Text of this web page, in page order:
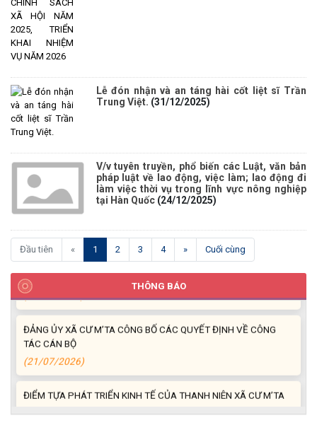
Lễ đón nhận và an táng hài cốt liệt sĩ Trần
Trung Việt. (31/12/2025)
V/v tuyên truyền, phổ biến các Luật, văn bản
pháp luật về lao động, việc làm; lao động đi
làm việc thời vụ trong lĩnh vực nông nghiệp
tại Hàn Quốc (24/12/2025)
Đầu tiên « 1 (current)
2 3 4 » Cuối cùng
THÔNG BÁO
UBND XÃ CƯ M’TA CÔNG KHAI DANH MỤC THỦ TỤC HÀNH
CHÍNH THỰC HIỆN MỘT PHẦN
CÔNG KHAI DANH MỤC THỦ TỤC HÀNH CHÍNH THỰC HIỆN
TOÀN TRÌNH THUỘC THẨM QUYỀN GIẢI QUYẾT CỦA UBND XÃ
CƯ M’TA
TẬP HUẤN NÂNG CAO KỸ NĂNG TƯ VẤN KHỞI SỰ KINH DOANH
(21/07/2026)
ĐẢNG ỦY XÃ CƯ M’TA CÔNG BỐ CÁC QUYẾT ĐỊNH VỀ CÔNG
TÁC CÁN BỘ
ĐIỂM TỰA PHÁT TRIỂN KINH TẾ CỦA THANH NIÊN XÃ CƯ M’TA